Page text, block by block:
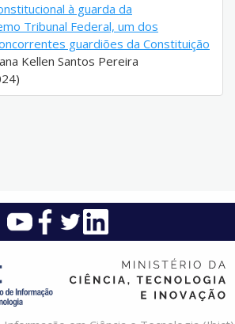
à guarda da
Tribunal Federal, um dos
guardiões da Constituição
Kellen Santos Pereira